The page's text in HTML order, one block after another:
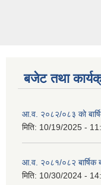
बजेट तथा
आ.व. २०८२/०८३ को
मिति: 10/19/2025 -
आ.व. २०८१/०८२ बार्षिक
मिति: 10/30/2024 -